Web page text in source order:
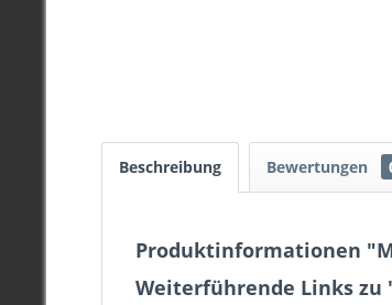
Beschreibung Bewertungen
Produktinformationen
Weiterführende Links zu